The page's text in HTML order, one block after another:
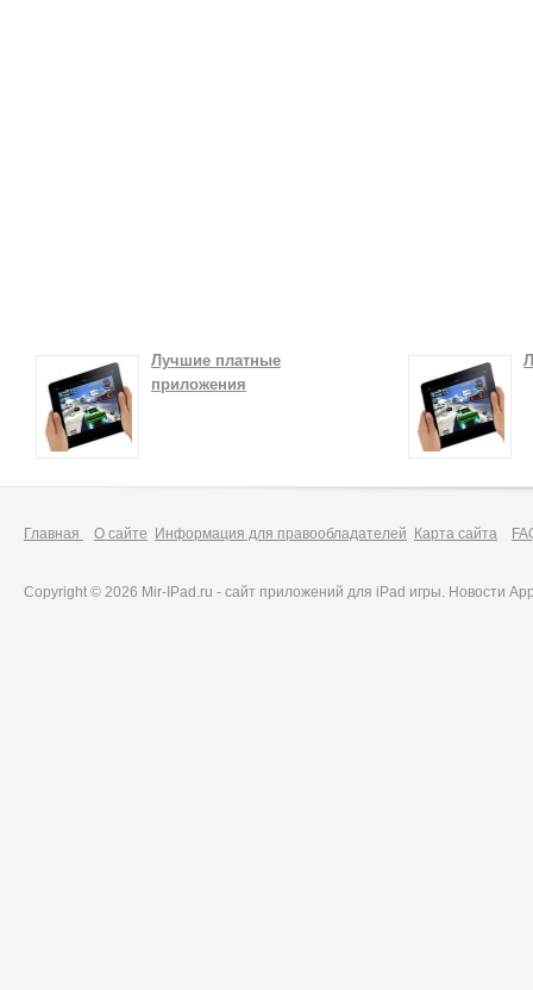
Лучшие платные
приложения
Главная О сайте Информация для правообладателей Карта сайта
Copyright © 2026 Mir-IPad.ru - сайт приложений для iPad игры. Новости